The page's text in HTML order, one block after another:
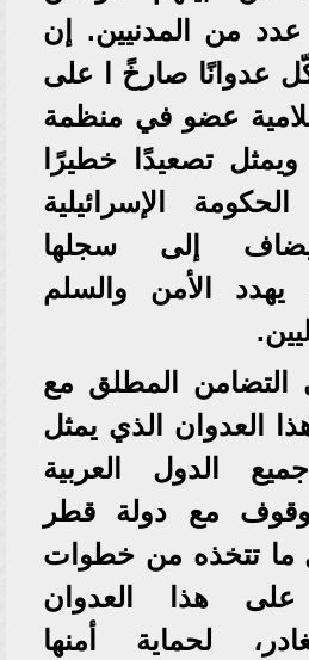
من المدنيين. إن
عدوانًا صارخً ا على
عضو في منظمة
ويمثل تصعيدًا خطيرًا
الإسرائيلية
إلى سجلها
يهدد الأمن والسلم
التضامن المطلق مع
العدوان الذي يمثل
الدول العربية
مع دولة قطر
ما تتخذه من خطوات
على هذا العدوان
لحماية أمنها